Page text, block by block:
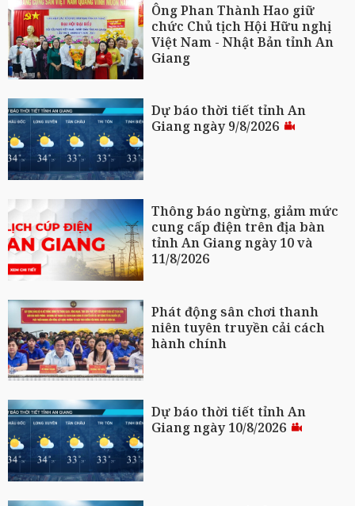
Ông Phan Thành Hao giữ
chức Chủ tịch Hội Hữu nghị
Việt Nam - Nhật Bản tỉnh An
Giang
Dự báo thời tiết tỉnh An
Giang ngày 9/8/2026
Thông báo ngừng, giảm mức
cung cấp điện trên địa bàn
tỉnh An Giang ngày 10 và
11/8/2026
Phát động sân chơi thanh
niên tuyên truyền cải cách
hành chính
Dự báo thời tiết tỉnh An
Giang ngày 10/8/2026